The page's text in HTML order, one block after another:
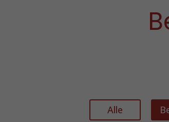
Für dich für 0
Alle